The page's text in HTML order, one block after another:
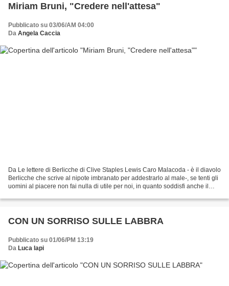
Miriam Bruni, "Credere nell'attesa"
Pubblicato su 03/06/AM 04:00
Da Angela Caccia
Da Le lettere di Berlicche di Clive Staples Lewis Caro Malacoda - è il diavolo
Berlicche che scrive al nipote imbranato per addestrarlo al male-, se tenti gli
uomini al piacere non fai nulla di utile per noi, in quanto soddisfi anche il
CON UN SORRISO SULLE LABBRA
Pubblicato su 01/06/PM 13:19
Da Luca lapi